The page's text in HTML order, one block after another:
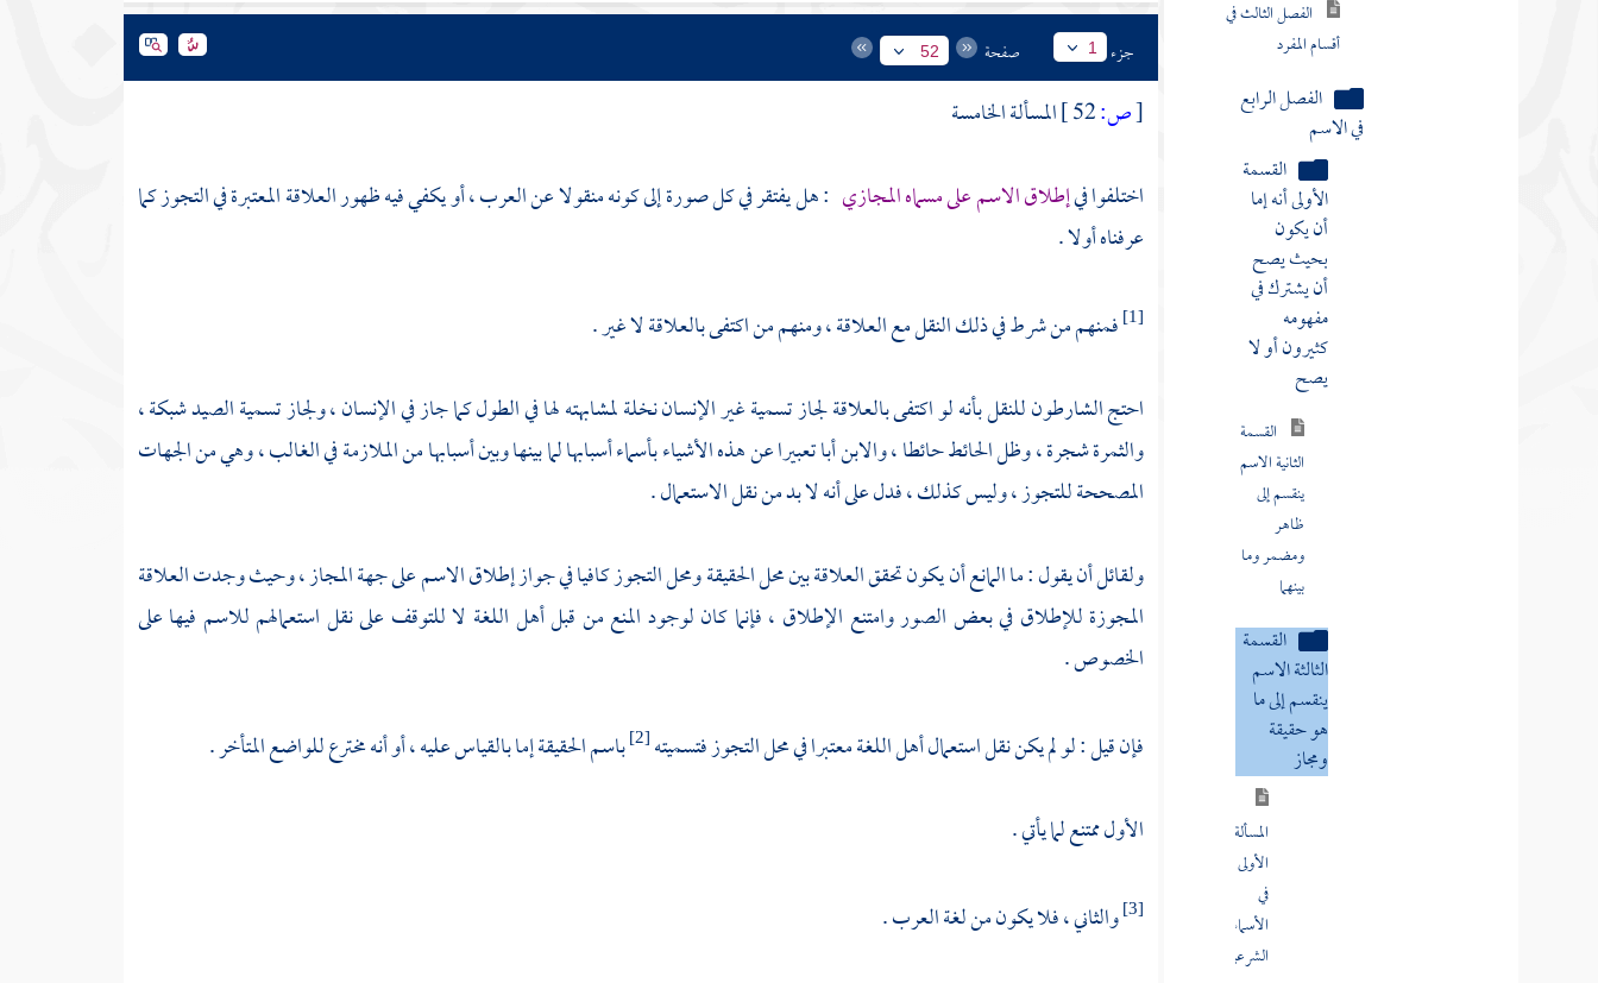
أقسام المفرد
الفصل الرابع
في الاسم
الأولى أنه إما
أن يكون
بحيث يصح
أن يشترك في
مفهومه
كثيرون أو لا
يصح
الثانية الاسم
ينقسم إلى
ظاهر
ومضمر وما
بينهما
القسمة
الثالثة الاسم
ينقسم إلى ما
هو حقيقة
ومجاز
المسألة
الأولى
في
الأسماء
الشرعية
جزء 1 صفحة 52
[ص:
المسألة الخامسة
اختلفوا فيإطلاق الاسم على مسماه المجازي : هل يفتقر في كل صورة إلى كونه منقولا عن العرب ، أو يكفي فيه ظهور العلاقة المعتبرة في التجوز كما
عرفناه أولا .
[1]
فمنهم من شرط في ذلك النقل مع العلاقة ، ومنهم من اكتفى بالعلاقة لا غير .
احتج الشارطون للنقل بأنه لو اكتفى بالعلاقة لجاز تسمية غير الإنسان نخلة لمشابهته لها في الطول كما جاز في الإنسان ، ولجاز تسمية الصيد شبكة ،
والثمرة شجرة ، وظل الحائط حائطا ، والابن أبا تعبيرا عن هذه الأشياء بأسماء أسبابها لما بينها وبين أسبابها من الملازمة في الغالب ، وهي من الجهات
المصححة للتجوز ، وليس كذلك ، فدل على أنه لا بد من نقل الاستعمال .
ولقائل أن يقول : ما المانع أن يكون تحقق العلاقة بين محل الحقيقة ومحل التجوز كافيا في جواز إطلاق الاسم على جهة المجاز ، وحيث وجدت العلاقة
المجوزة للإطلاق في بعض الصور وامتنع الإطلاق ، فإنما كان لوجود المنع من قبل أهل اللغة لا للتوقف على نقل استعمالهم للاسم فيها على
الخصوص .
فإن قيل : لو لم يكن نقل استعمال أهل اللغة معتبرا في محل التجوز فتسميته [2]
باسم الحقيقة إما بالقياس عليه ، أو أنه مخترع للواضع المتأخر .
الأول ممتنع لما يأتي .
[3] والثاني ، فلا يكون من لغة العرب .